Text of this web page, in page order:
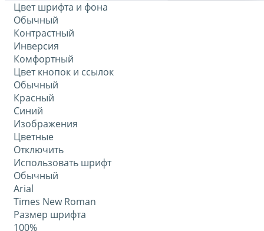
Цвет шрифта и фона
Обычный
Контрастный
Инверсия
Комфортный
Цвет кнопок и ссылок
Обычный
Красный
Синий
Изображения
Цветные
Отключить
Использовать шрифт
Обычный
Arial
Times New Roman
Размер шрифта
100%